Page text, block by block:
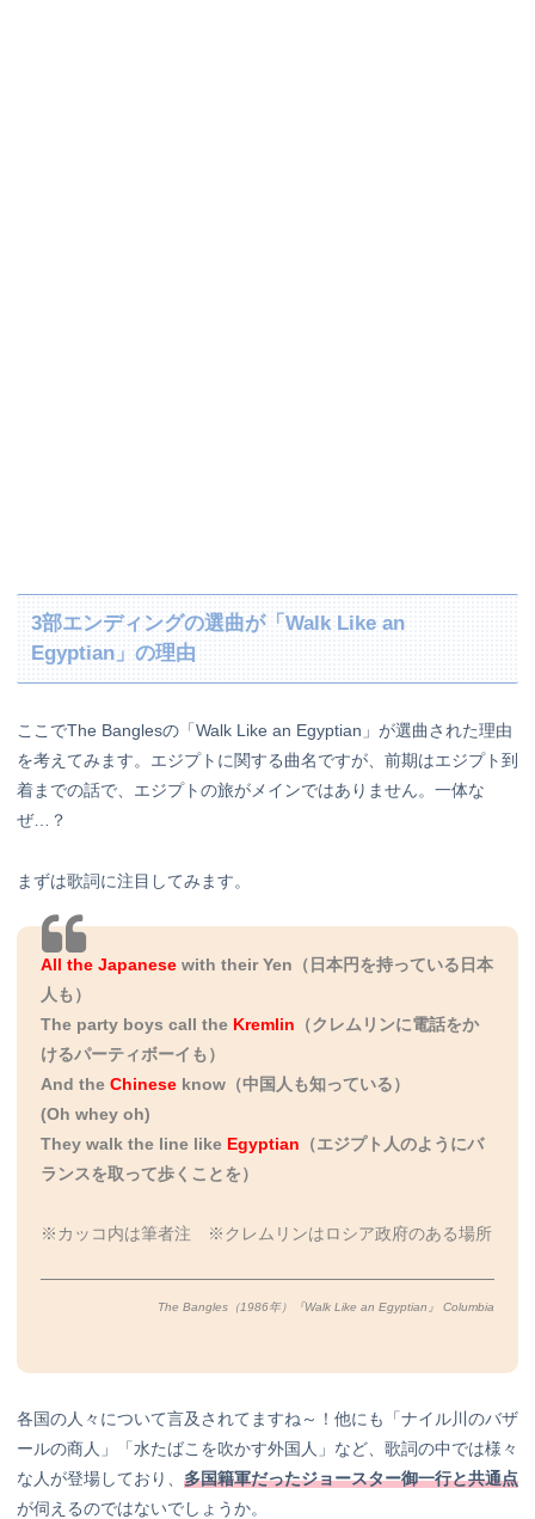
3部エンディングの選曲が「Walk Like an
Egyptian」の理由
ここでThe Banglesの「Walk Like an Egyptian」が選曲された理由
を考えてみます。エジプトに関する曲名ですが、前期はエジプト到
着までの話で、エジプトの旅がメインではありません。一体な
ぜ…？
まずは歌詞に注目してみます。
All the Japanese with their Yen（日本円を持っている日本
人も）
The party boys call the Kremlin （クレムリンに電話をか
けるパーティボーイも）
And the Chinese know（中国人も知っている）
(Oh whey oh)
They walk the line like Egyptian （エジプト人のようにバ
ランスを取って歩くことを）
※カッコ内は筆者注 ※クレムリンはロシア政府のある場所
The Bangles（1986年）『Walk Like an Egyptian』 Columbia
各国の人々について言及されてますね～！他にも「ナイル川のバザ
ールの商人」「水たばこを吹かす外国人」など、歌詞の中では様々
な人が登場しており、 多国籍軍だったジョースター御一行と共通点
が伺えるのではないでしょうか。